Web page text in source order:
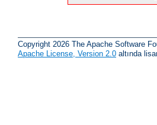
Copyright 2026 The Apache Software
Apache License, Version 2.0 altında